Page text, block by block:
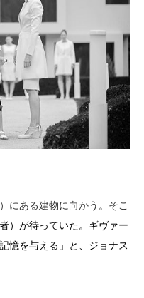
にある建物に向かう。そこ
）が待っていた。ギヴァー
憶を与える」と、ジョナス